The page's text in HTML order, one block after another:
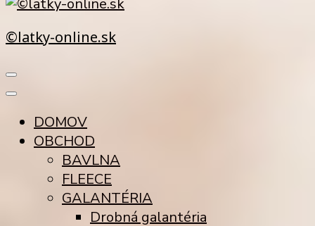
©latky-online.sk
DOMOV
OBCHOD
BAVLNA
FLEECE
GALANTÉRIA
Drobná galantéria